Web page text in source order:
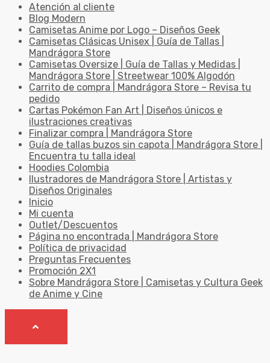
Atención al cliente
Blog Modern
Camisetas Anime por Logo – Diseños Geek
Camisetas Clásicas Unisex | Guía de Tallas |
Mandrágora Store
Camisetas Oversize | Guía de Tallas y Medidas |
Mandrágora Store | Streetwear 100% Algodón
Carrito de compra | Mandrágora Store – Revisa tu
pedido
Cartas Pokémon Fan Art | Diseños únicos e
ilustraciones creativas
Finalizar compra | Mandrágora Store
Guía de tallas buzos sin capota | Mandrágora Store |
Encuentra tu talla ideal
Hoodies Colombia
Ilustradores de Mandrágora Store | Artistas y
Diseños Originales
Inicio
Mi cuenta
Outlet/Descuentos
Página no encontrada | Mandrágora Store
Política de privacidad
Preguntas Frecuentes
Promoción 2X1
Sobre Mandrágora Store | Camisetas y Cultura Geek
de Anime y Cine